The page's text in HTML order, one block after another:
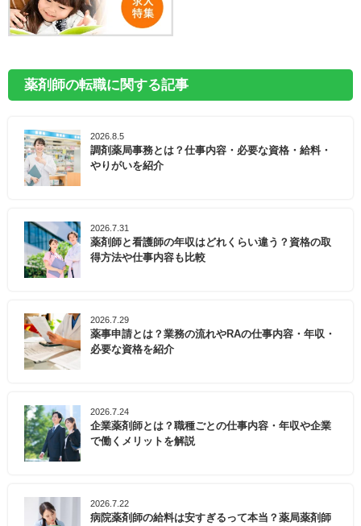
薬剤師の転職に関する記事
2026.8.5
調剤薬局事務とは？仕事内容・必要な資格・給料・
やりがいを紹介
2026.7.31
薬剤師と看護師の年収はどれくらい違う？資格の取
得方法や仕事内容も比較
2026.7.29
薬事申請とは？業務の流れやRAの仕事内容・年収・
必要な資格を紹介
2026.7.24
企業薬剤師とは？職種ごとの仕事内容・年収や企業
で働くメリットを解説
2026.7.22
病院薬剤師の給料は安すぎるって本当？薬局薬剤師